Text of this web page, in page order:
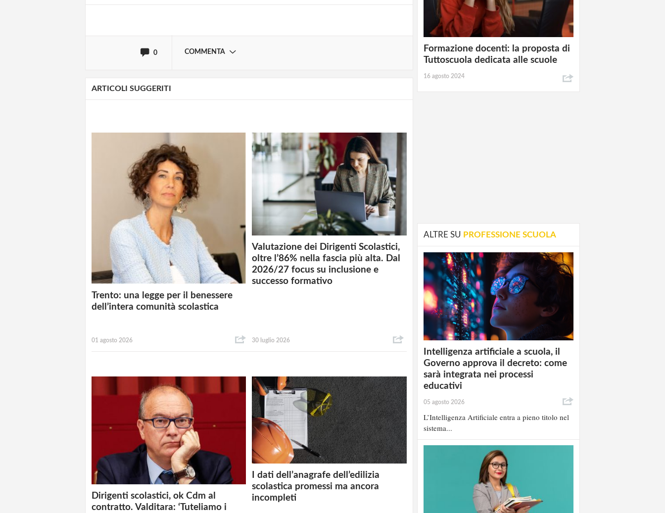
0 COMMENTA
ARTICOLI SUGGERITI
Trento: una legge per il benessere
dell’intera comunità scolastica
01 agosto 2026
Valutazione dei Dirigenti Scolastici,
oltre l’86% nella fascia più alta. Dal
2026/27 focus su inclusione e
successo formativo
30 luglio 2026
Dirigenti scolastici, ok Cdm al
contratto. Valditara: ‘Tuteliamo i
I dati dell’anagrafe dell’edilizia
scolastica promessi ma ancora
incompleti
Formazione docenti: la proposta di
Tuttoscuola dedicata alle scuole
16 agosto 2024
ALTRE SU PROFESSIONE SCUOLA
Intelligenza artificiale a scuola, il
Governo approva il decreto: come
sarà integrata nei processi
educativi
05 agosto 2026
L’Intelligenza Artificiale entra a pieno titolo nel
sistema...